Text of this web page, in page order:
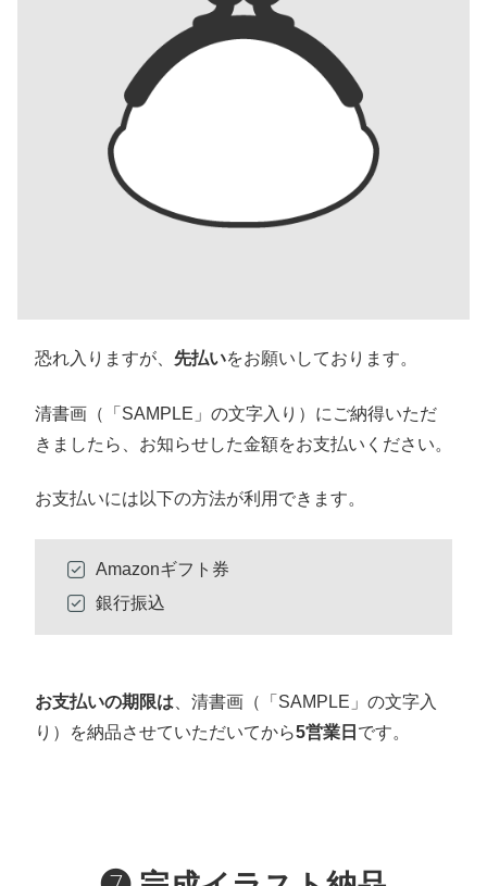
恐れ入りますが、 先払いをお願いしております。
清書画（「SAMPLE」の文字入り）にご納得いただ
きましたら、お知らせした金額をお支払いください。
お支払いには以下の方法が利用できます。
Amazonギフト券
銀行振込
お支払いの期限は 、清書画（「SAMPLE」の文字入
り）を納品させていただいてから5営業日 です。